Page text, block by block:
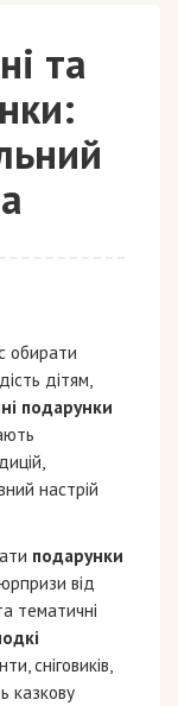
та
обирати
дітям,
подарунки
настрій
подарунки
від
тематичні
сніговиків,
казкову